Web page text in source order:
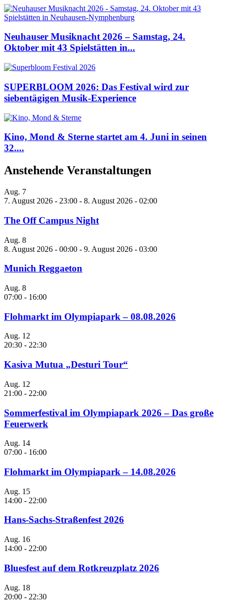
Neuhauser Musiknacht 2026 – Samstag, 24.
Oktober mit 43 Spielstätten in...
SUPERBLOOM 2026: Das Festival wird zur
siebentägigen Musik-Experience
Kino, Mond & Sterne startet am 4. Juni in seinen
32....
Anstehende Veranstaltungen
Aug. 7
7. August 2026 - 23:00 - 8. August 2026 - 02:00
The Off Campus Night
Aug. 8
8. August 2026 - 00:00 - 9. August 2026 - 03:00
Munich Reggaeton
Aug. 8
07:00 - 16:00
Flohmarkt im Olympiapark – 08.08.2026
Aug. 12
20:30 - 22:30
Kasiva Mutua „Desturi Tour“
Aug. 12
21:00 - 22:00
Sommerfestival im Olympiapark 2026 – Das große
Feuerwerk
Aug. 14
07:00 - 16:00
Flohmarkt im Olympiapark – 14.08.2026
Aug. 15
14:00 - 22:00
Hans-Sachs-Straßenfest 2026
Aug. 16
14:00 - 22:00
Bluesfest auf dem Rotkreuzplatz 2026
Aug. 18
20:00 - 22:30